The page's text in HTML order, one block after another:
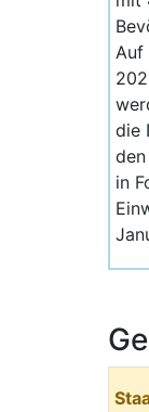
Auf
die
in